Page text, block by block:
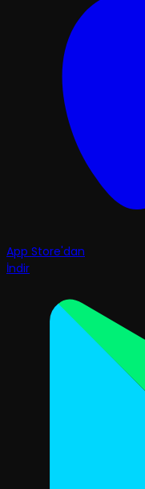
App Store'dan
İndir